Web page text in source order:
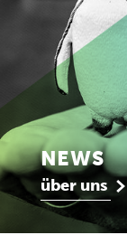
NEWS
über uns